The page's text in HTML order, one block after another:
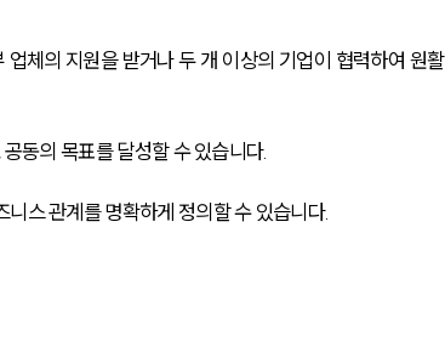
체의 지원을 받거나 두 개 이상의 기업이 협력하여 원
동의 목표를 달성할 수 있습니다.
스 관계를 명확하게 정의할 수 있습니다.